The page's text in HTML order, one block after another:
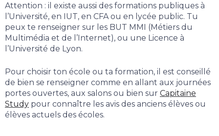
Attention : il existe aussi des formations publiques à
l’Université, en IUT, en CFA ou en lycée public. Tu
peux te renseigner sur les BUT MMI (Métiers du
Multimédia et de l’Internet), ou une Licence à
l’Université de Lyon.
Pour choisir ton école ou ta formation, il est conseillé
de bien se renseigner comme en allant aux journées
portes ouvertes, aux salons ou bien sur Capitaine
Study pour connaître les avis des anciens élèves ou
élèves actuels des écoles.